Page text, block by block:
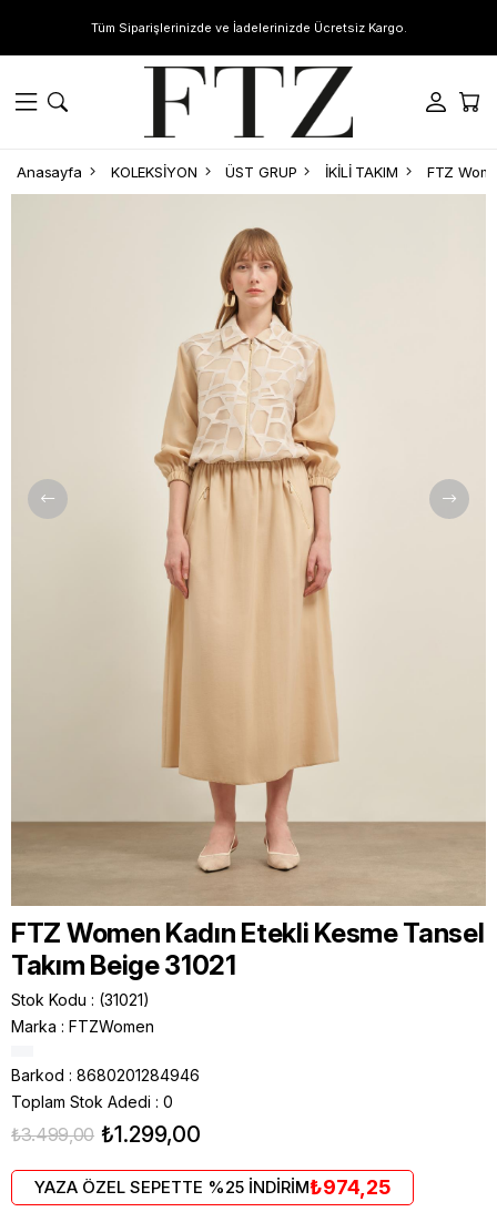
Tüm Siparişlerinizde ve İadelerinizde Ücretsiz Kargo.
Anasayfa KOLEKSİYON ÜST GRUP İKİLİ TAKIM
FTZ Women Kadın Etekli Kesme Tansel
Takım Beige 31021
Stok Kodu
(31021)
Marka : FTZWomen
Barkod : 8680201284946
Toplam Stok Adedi : 0
₺3.499,00 ₺1.299,00
YAZA ÖZEL SEPETTE %25 İNDİRİM₺974,25